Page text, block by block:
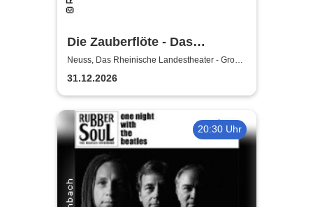
Die Zauberflöte - Das
Rheinische Landestheater
Neuss, Das Rheinische Landestheater - Große
Bühne
31.12.2026
20:30 Uhr